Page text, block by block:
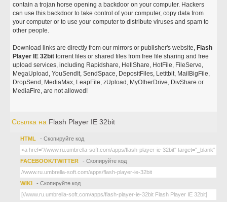
contain a trojan horse opening a backdoor on your computer. Hackers
can use this backdoor to take control of your computer, copy data from
your computer or to use your computer to distribute viruses and spam to
other people.
Download links are directly from our mirrors or publisher's website, Flash
Player IE 32bit torrent files or shared files from free file sharing and free
upload services, including Rapidshare, HellShare, HotFile, FileServe,
MegaUpload, YouSendIt, SendSpace, DepositFiles, Letitbit, MailBigFile,
DropSend, MediaMax, LeapFile, zUpload, MyOtherDrive, DivShare or
MediaFire, are not allowed!
Ссылка на Flash Player IE 32bit
HTML - Скопируйте код
FACEBOOK/TWITTER - Скопируйте код
WIKI - Скопируйте код